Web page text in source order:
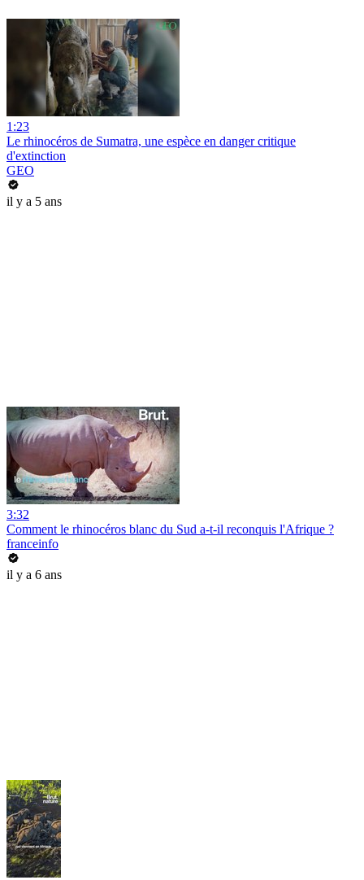
1:23
Le rhinocéros de Sumatra, une espèce en danger critique
d'extinction
GEO
il y a 5 ans
3:32
Comment le rhinocéros blanc du Sud a-t-il reconquis l'Afrique ?
franceinfo
il y a 6 ans